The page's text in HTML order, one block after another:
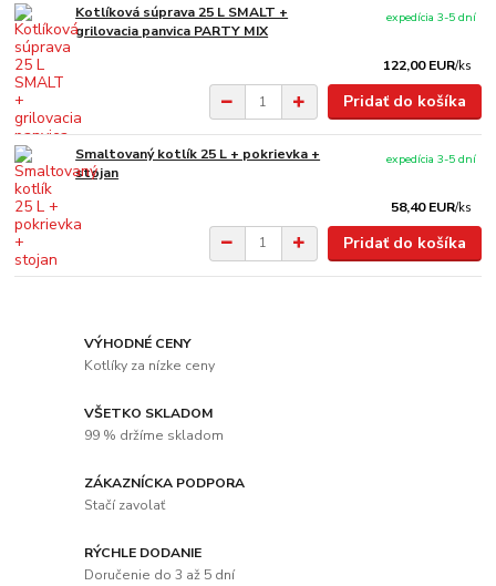
Kotlíková súprava 25 L SMALT +
grilovacia panvica PARTY MIX
122,00 EUR/ks
expedícia 3-5 dní
Pridať do košíka
Smaltovaný kotlík 25 L + pokrievka +
stojan
58,40 EUR/ks
expedícia 3-5 dní
Pridať do košíka
VÝHODNÉ CENY
Kotlíky za nízke ceny
VŠETKO SKLADOM
99 % držíme skladom
ZÁKAZNÍCKA PODPORA
Stačí zavolať
RÝCHLE DODANIE
Doručenie do 3 až 5 dní